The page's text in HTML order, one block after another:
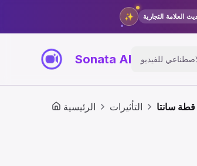
✨ العلامة التجارية
Sonata AI للفيديو
الرئيسية التأثيرات قطة سانتا